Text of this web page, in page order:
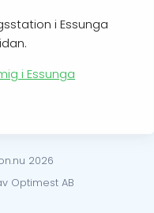
i Essunga
i Essunga
2026
Optimest AB